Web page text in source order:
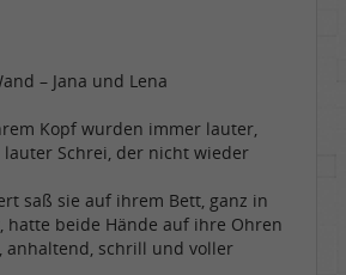
– Jana und Lena
Kopf wurden immer lauter,
Schrei, der nicht wieder
saß sie auf ihrem Bett, ganz in
hatte beide Hände auf ihre Ohren
anhaltend, schrill und voller